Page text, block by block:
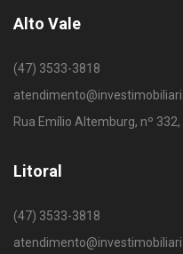
Alto Vale
(47) 3533-3818
Rua Emílio Altemburg, nº
Litoral
(47) 3533-3818